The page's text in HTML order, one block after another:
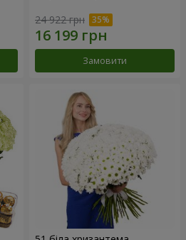
24 922 грн
Замовити